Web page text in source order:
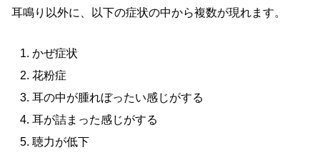
耳鳴り以外に、以下の症状の中から複数が現れます。
かぜ症状
花粉症
耳の中が腫れぼったい感じがする
耳が詰まった感じがする
聴力が低下